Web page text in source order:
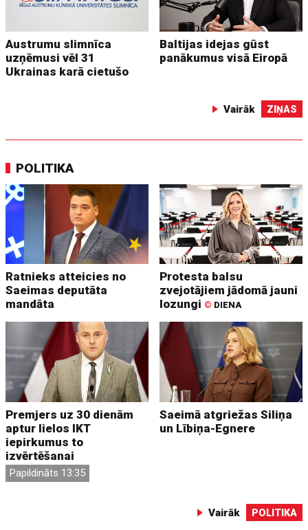
Austrumu slimnīca
uzņēmusi vēl 31
Ukrainas karā cietušo
Baltijas idejas gūst
panākumus visā Eiropā
Vairāk ZIŅAS
POLITIKA
Ratnieks atteicies no
Saeimas deputāta
mandāta
Protesta balsu
zvejotājiem jādomā jauni
lozungi © DIENA
Premjers uz 30 dienām
aptur lielos IKT
iepirkumus to
izvērtēšanai
Papildināts 13:35
Saeimā atgriežas Siliņa
un Lībiņa-Egnere
Vairāk POLITIKA